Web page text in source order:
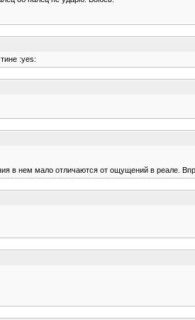
:yes:
нем мало отличаются от ощущений в реале.